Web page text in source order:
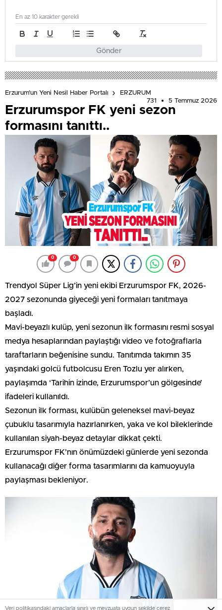
Gönder
En az 10 karakter gerekli
Erzurum'un Yeni Nesil Haber Portalı
ERZURUM
731
5 Temmuz 2026
Erzurumspor FK yeni sezon
formasını tanıttı..
0 0
Trendyol Süper Lig’in yeni ekibi Erzurumspor FK, 2026-
2027 sezonunda giyeceği yeni formaları tanıtmaya
başladı.
Mavi-beyazlı kulüp, yeni sezonun ilk formasını resmi sosyal
medya hesaplarından paylaştığı video ve fotoğraflarla
taraftarların beğenisine sundu. Tanıtımda takımın 35
yaşındaki golcü futbolcusu Eren Tozlu yer alırken,
paylaşımda ‘Tarihin izinde, Erzurumspor’un gölgesinde’
ifadeleri kullanıldı.
Sezonun ilk forması, kulübün geleneksel mavi-beyaz
çubuklu tasarımıyla hazırlanırken, yaka ve kol bileklerinde
kullanılan siyah-beyaz detaylar dikkat çekti.
Erzurumspor FK’nın önümüzdeki günlerde yeni sezonda
kullanacağı diğer forma tasarımlarını da kamuoyuyla
paylaşması bekleniyor.
Veri politikasındaki amaçlarla sınırlı ve mevzuata uygun şekilde çerez